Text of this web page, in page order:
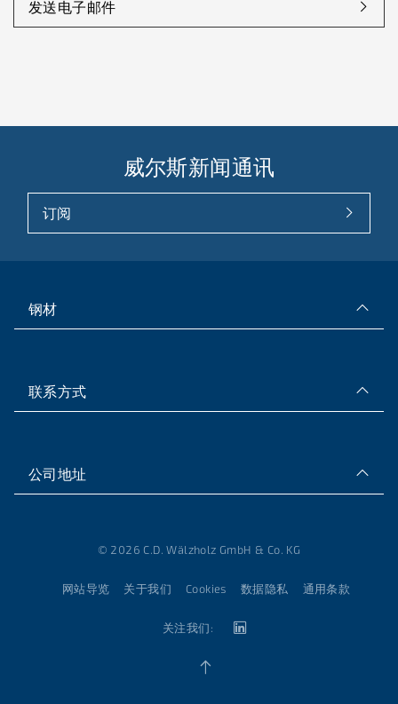
发送电子邮件
威尔斯新闻通讯
订阅
钢材
联系方式
公司地址
© 2026 C.D. Wälzholz GmbH & Co. KG
网站导览 关于我们 Cookies 数据隐私 通用条款
关注我们: